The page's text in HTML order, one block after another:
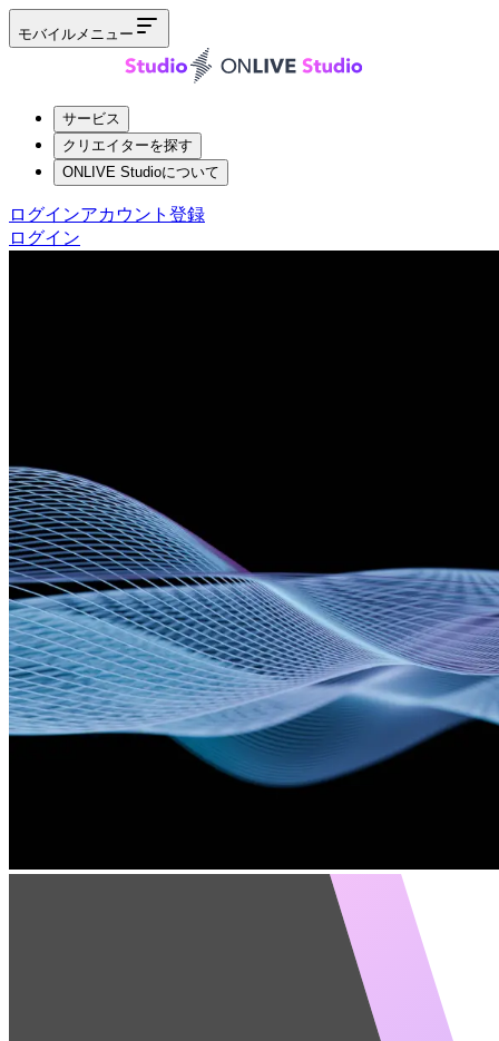
モバイルメニュー
サービス
クリエイターを探す
ONLIVE Studioについて
ログインアカウント登録
ログイン